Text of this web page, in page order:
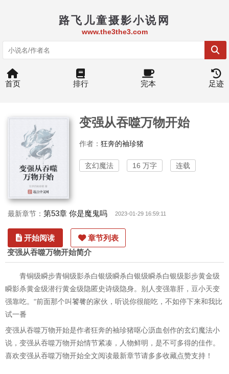
路飞儿童摄影小说网
www.the3the3.com
首页 排行 完本 足迹
变强从吞噬万物开始
作者： 狂奔的袖珍猪
玄幻魔法 16 万字 连载
最新章节： 第53章 你是魔鬼吗 2023-01-29 16:59:11
开始阅读 章节列表
变强从吞噬万物开始简介
青铜级瞬步青铜级影杀白银级瞬杀白银级瞬杀白银级影步黄金级
瞬影杀黄金级潜行黄金级隐匿史诗级隐身。别人变强靠肝，豆小天变
强靠吃。“前面那个叫饕餮的家伙，听说你很能吃，不如停下来和我比
试一番
变强从吞噬万物开始是作者狂奔的袖珍猪呕心沥血创作的玄幻魔法小
说，变强从吞噬万物开始情节紧凑，人物鲜明，是不可多得的佳作。
喜欢变强从吞噬万物开始全文阅读最新章节请多多收藏点赞支持！